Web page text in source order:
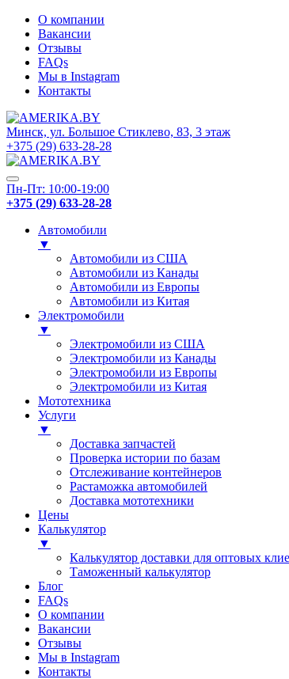
О компании
Вакансии
Отзывы
FAQs
Мы в Instagram
Контакты
Минск, ул. Большое Стиклево, 83, 3 этаж
+375 (29) 633-28-28
Пн-Пт: 10:00-19:00
+375 (29) 633-28-28
Автомобили
▼
Автомобили из США
Автомобили из Канады
Автомобили из Европы
Автомобили из Китая
Электромобили
▼
Электромобили из США
Электромобили из Канады
Электромобили из Европы
Электромобили из Китая
Мототехника
Услуги
▼
Доставка запчастей
Проверка истории по базам
Отслеживание контейнеров
Растаможка автомобилей
Доставка мототехники
Цены
Калькулятор
▼
Калькулятор доставки для оптовых
Таможенный калькулятор
Блог
FAQs
О компании
Вакансии
Отзывы
Мы в Instagram
Контакты